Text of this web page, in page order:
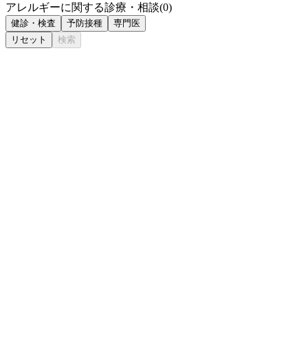
アレルギーに関する診療・相談(0)
健診・検査 予防接種
専門医
リセット
検索